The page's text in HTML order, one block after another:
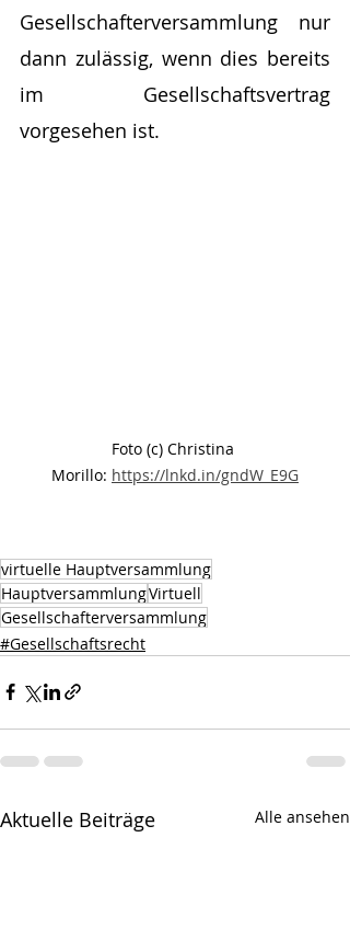
Gesellschafterversammlung nur
dann zulässig, wenn dies bereits
im Gesellschaftsvertrag
vorgesehen ist.
Foto (c) Christina
Morillo: https://lnkd.in/gndW_E9G
virtuelle Hauptversammlung
HauptversammlungVirtuell
Gesellschafterversammlung
#Gesellschaftsrecht
Aktuelle Beiträge Alle ansehen